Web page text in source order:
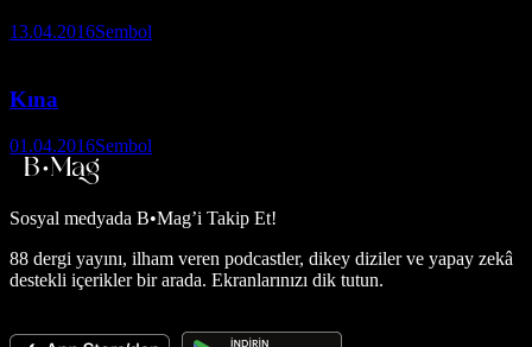
13.04.2016Sembol
Kına
01.04.2016Sembol
Sosyal medyada B•Mag’i Takip Et!
88 dergi yayını, ilham veren podcastler, dikey diziler ve yapay zekâ
destekli içerikler bir arada. Ekranlarınızı dik tutun.